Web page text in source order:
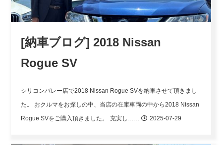
[納車ブログ] 2018 Nissan
Rogue SV
シリコンバレー店で2018 Nissan Rogue SVを納車させて頂きまし
た。 おクルマをお探しの中、当店の在庫車両の中から2018 Nissan
Rogue SVをご購入頂きました。
充実し…… 2025-07-29